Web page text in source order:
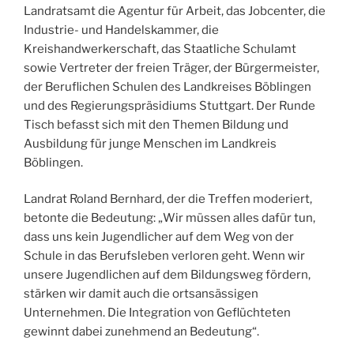
Landratsamt die Agentur für Arbeit, das Jobcenter, die
Industrie- und Handelskammer, die
Kreishandwerkerschaft, das Staatliche Schulamt
sowie Vertreter der freien Träger, der Bürgermeister,
der Beruflichen Schulen des Landkreises Böblingen
und des Regierungspräsidiums Stuttgart. Der Runde
Tisch befasst sich mit den Themen Bildung und
Ausbildung für junge Menschen im Landkreis
Böblingen.
Landrat Roland Bernhard, der die Treffen moderiert,
betonte die Bedeutung: „Wir müssen alles dafür tun,
dass uns kein Jugendlicher auf dem Weg von der
Schule in das Berufsleben verloren geht. Wenn wir
unsere Jugendlichen auf dem Bildungsweg fördern,
stärken wir damit auch die ortsansässigen
Unternehmen. Die Integration von Geflüchteten
gewinnt dabei zunehmend an Bedeutung“.